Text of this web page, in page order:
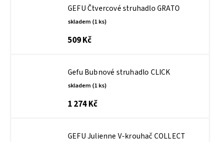
GEFU Čtvercové struhadlo GRATO
skladem(1 ks)
509 Kč
Gefu Bubnové struhadlo CLICK
skladem(1 ks)
1 274 Kč
GEFU Julienne V-krouhač COLLECT